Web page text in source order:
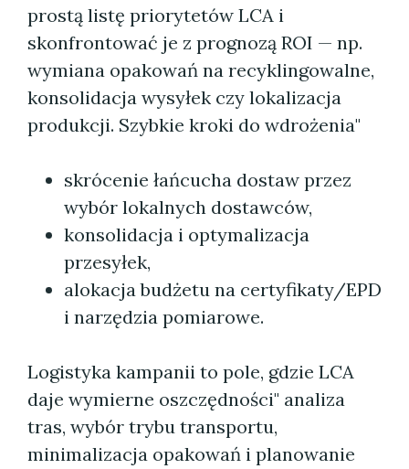
prostą listę priorytetów LCA i
skonfrontować je z prognozą ROI — np.
wymiana opakowań na recyklingowalne,
konsolidacja wysyłek czy lokalizacja
produkcji. Szybkie kroki do wdrożenia"
skrócenie łańcucha dostaw przez
wybór lokalnych dostawców,
konsolidacja i optymalizacja
przesyłek,
alokacja budżetu na certyfikaty/EPD
i narzędzia pomiarowe.
Logistyka kampanii to pole, gdzie LCA
daje wymierne oszczędności" analiza
tras, wybór trybu transportu,
minimalizacja opakowań i planowanie